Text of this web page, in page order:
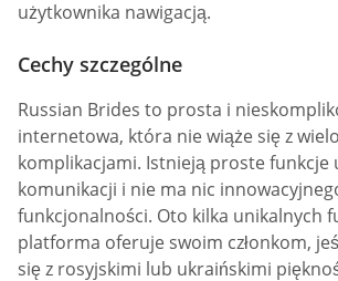
użytkownika nawigacją.
Cechy szczególne
Russian Brides to prosta i
internetowa, która nie wiąże się z
komplikacjami. Istnieją proste funkcje
komunikacji i nie ma nic
funkcjonalności. Oto kilka unikalnych
platforma oferuje swoim członkom,
się z rosyjskimi lub ukraińskimi